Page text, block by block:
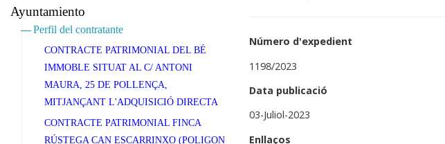
Ayuntamiento
Perfil del contratante
CONTRACTE PATRIMONIAL DEL BÉ
IMMOBLE SITUAT AL C/ ANTONI
MAURA, 25 DE POLLENÇA,
MITJANÇANT L'ADQUISICIÓ DIRECTA
CONTRACTE PATRIMONIAL FINCA
RÚSTEGA CAN ESCARRINXO (POLIGON
Número d'expedient
1198/2023
Data publicació
03-Juliol-2023
Enllaços